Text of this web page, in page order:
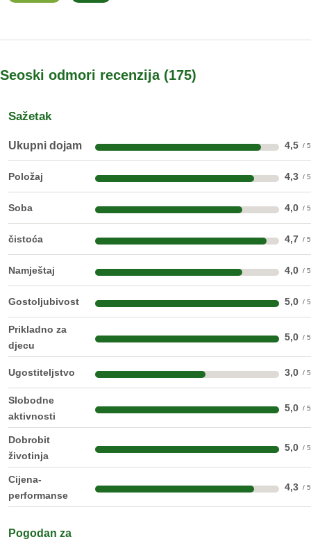
Seoski odmori recenzija 175
Sažetak
Ukupni dojam 4,5
Položaj 4,3
Soba 4,0
čistoća 4,7
Namještaj 4,0
Gostoljubivost 5,0
Prikladno za
djecu
5,0
Ugostiteljstvo 3,0
Slobodne
aktivnosti
5,0
Dobrobit
životinja
5,0
Cijena-
performanse
4,3
Pogodan za